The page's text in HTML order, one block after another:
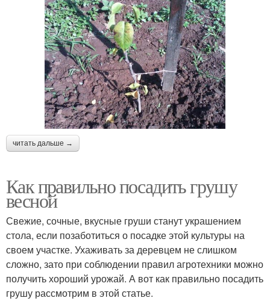
читать дальше →
Как правильно посадить грушу
весной
Свежие, сочные, вкусные груши станут украшением
стола, если позаботиться о посадке этой культуры на
своем участке. Ухаживать за деревцем не слишком
сложно, зато при соблюдении правил агротехники можно
получить хороший урожай. А вот как правильно посадить
грушу рассмотрим в этой статье.